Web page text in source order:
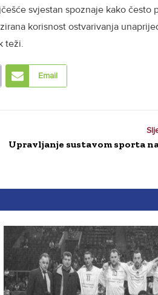
svjestan spoznaje kako često
korisnost ostvarivanja
teži.
Email
Upravljanje sustavom sporta